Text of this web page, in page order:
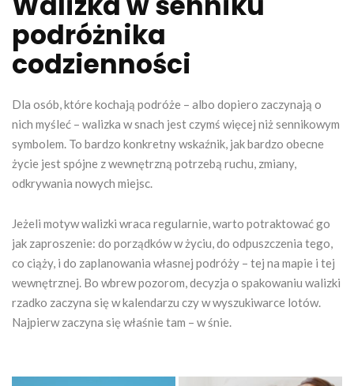
podróżnika
codzienności
Dla osób, które kochają podróże – albo dopiero zaczynają o
nich myśleć – walizka w snach jest czymś więcej niż sennikowym
symbolem. To bardzo konkretny wskaźnik, jak bardzo obecne
życie jest spójne z wewnętrzną potrzebą ruchu, zmiany,
odkrywania nowych miejsc.
Jeżeli motyw walizki wraca regularnie, warto potraktować go
jak zaproszenie: do porządków w życiu, do odpuszczenia tego,
co ciąży, i do zaplanowania własnej podróży – tej na mapie i tej
wewnętrznej. Bo wbrew pozorom, decyzja o spakowaniu walizki
rzadko zaczyna się w kalendarzu czy w wyszukiwarce lotów.
Najpierw zaczyna się właśnie tam – w śnie.